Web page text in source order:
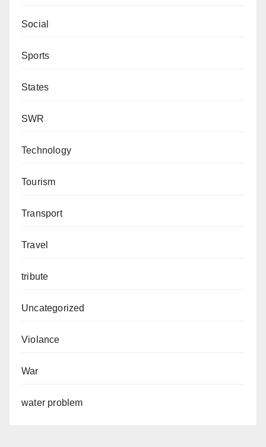
Social
Sports
States
SWR
Technology
Tourism
Transport
Travel
tribute
Uncategorized
Violance
War
water problem